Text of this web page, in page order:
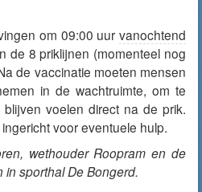
om 09:00 uur vanochtend
de 8 priklijnen (momenteel nog
de vaccinatie moeten mensen
in de wachtruimte, om te
voelen direct na de prik.
voor eventuele hulp.
wethouder Roopram en de
sporthal De Bongerd.